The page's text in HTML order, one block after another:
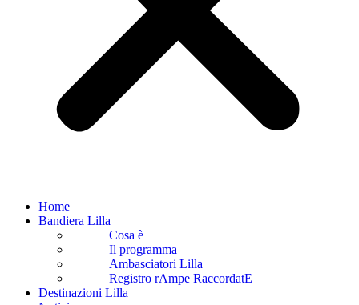
Home
Bandiera Lilla
Cosa è
Il programma
Ambasciatori Lilla
Registro rAmpe RaccordatE
Destinazioni Lilla